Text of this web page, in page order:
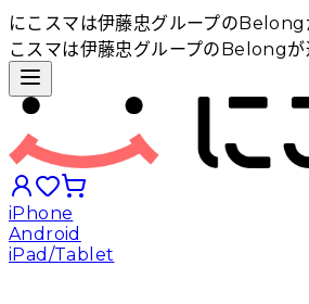
にこスマは伊藤忠グループのBelong
こスマは伊藤忠グループのBelongが
iPhone
Android
iPad/Tablet